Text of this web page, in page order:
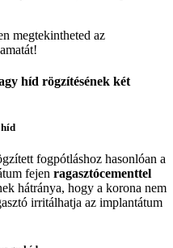
megtekintheted az
híd rögzítésének két
fogpótláshoz hasonlóan a
fejen ragasztócementtel
hátránya, hogy a korona nem
irritálhatja az implantátum